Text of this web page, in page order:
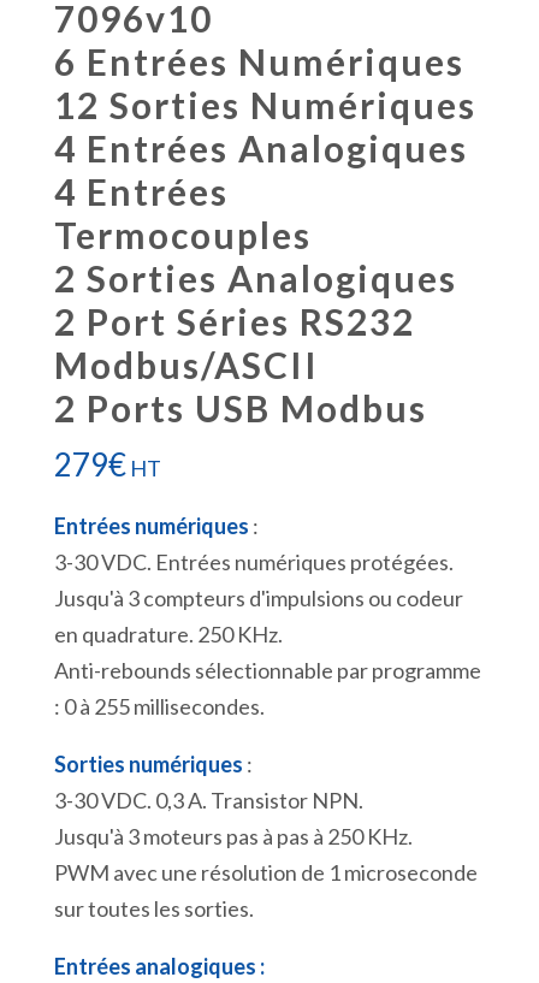
7096v10
6 Entrées Numériques
12 Sorties Numériques
4 Entrées Analogiques
4 Entrées
Termocouples
2 Sorties Analogiques
2 Port Séries RS232
Modbus/ASCII
2 Ports USB Modbus
279€ HT
Entrées numériques :
3-30 VDC. Entrées numériques protégées.
Jusqu'à 3 compteurs d'impulsions ou codeur
en quadrature. 250 KHz.
Anti-rebounds sélectionnable par programme
: 0 à 255 millisecondes.
Sorties numériques :
3-30 VDC. 0,3 A. Transistor NPN.
Jusqu'à 3 moteurs pas à pas à 250 KHz.
PWM avec une résolution de 1 microseconde
sur toutes les sorties.
Entrées analogiques :